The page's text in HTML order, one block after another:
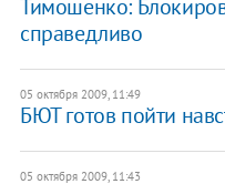
Тимошенко:
справедливо
05 октября 2009, 11:49
БЮТ готов пойти
05 октября 2009, 11:43